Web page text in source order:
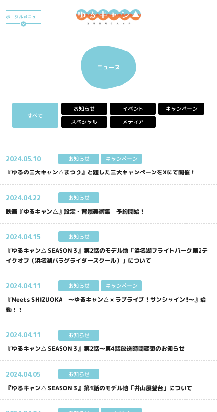
ア
ニ
キ
ポ
ー
タ
イ
ト
ポータルメニュー
ニュース
すべて
お知らせ イベント キャンペーン
スペシャル メディア
2024.05.10 お知らせ キャンペーン
『ゆるの三大キャン△まつり』と題した三大キャンペーンをXにて開催！
2024.04.22 お知らせ
映画『ゆるキャン△』設定・背景美術集 予約開始！
2024.04.15 お知らせ
『ゆるキャン△ SEASON３』第2話のモデル地「浜名湖フライトパーク第2テ
イクオフ（浜名湖パラグライダースクール）」について
2024.04.11 お知らせ キャンペーン
『Meets SHIZUOKA 〜ゆるキャン△ × ラブライブ！サンシャイン!!〜』始
動！！
2024.04.11 お知らせ
『ゆるキャン△ SEASON３』第2話～第4話放送時間変更のお知らせ
2024.04.05 お知らせ
『ゆるキャン△ SEASON３』第1話のモデル地「井山展望台」について